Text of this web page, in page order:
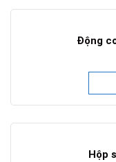
Động
Hộp